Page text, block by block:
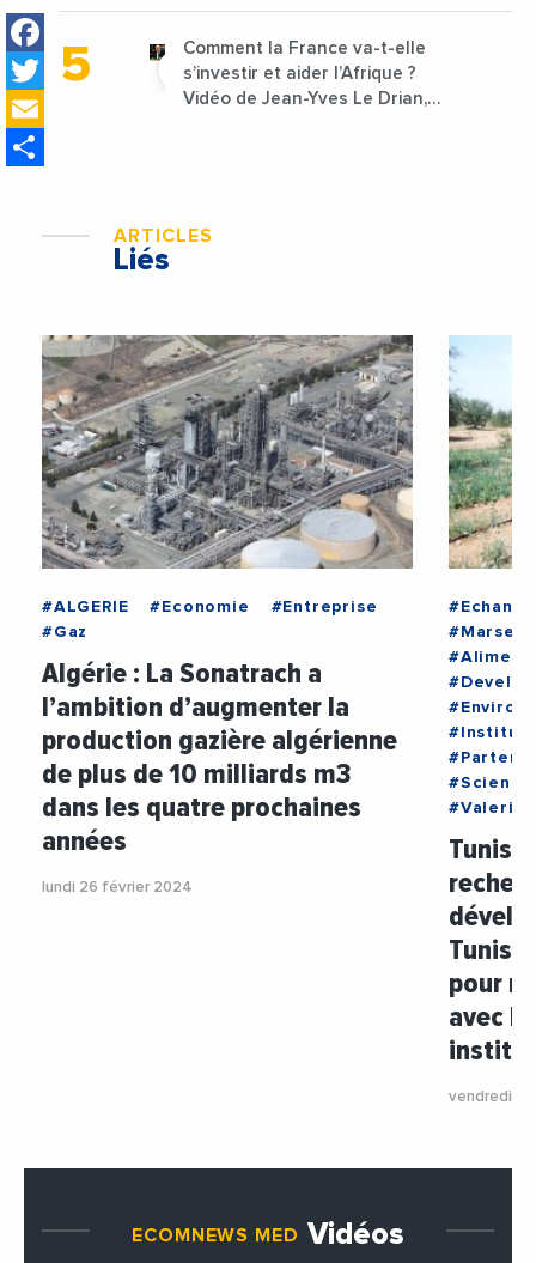
Facebook
Twitter
Comment la France va-t-elle
s’investir et aider l’Afrique ?
Vidéo de Jean-Yves Le Drian,
ARTICLES
Liés
#ALGERIE #Economie
#Entreprise
#Gaz
Algérie : La Sonatrach a
l’ambition d’augmenter la
production gazière algérienne
de plus de 10 milliards m3
dans les quatre prochaines
années
lundi 26 février 2024
#Science
pour
avec
vendredi
ECOMNEWS MED Vidéos